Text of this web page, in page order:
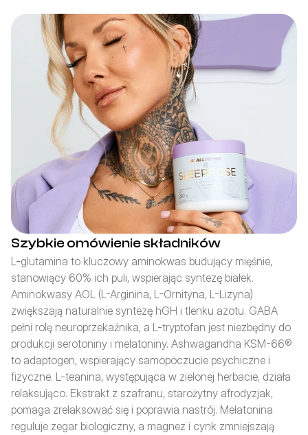
Szybkie omówienie składników
L-glutamina to kluczowy aminokwas budujący mięśnie,
stanowiący 60% ich puli, wspierając syntezę białek.
Aminokwasy AOL (L-Arginina, L-Ornityna, L-Lizyna)
zwiększają naturalnie syntezę hGH i tlenku azotu. GABA
pełni rolę neuroprzekaźnika, a L-tryptofan jest niezbędny do
produkcji serotoniny i melatoniny. Ashwagandha KSM-66®
to adaptogen, wspierający samopoczucie psychiczne i
fizyczne. L-teanina, występująca w zielonej herbacie, działa
relaksująco. Ekstrakt z szafranu, starożytny afrodyzjak,
pomaga zrelaksować się i poprawia nastrój. Melatonina
reguluje zegar biologiczny, a magnez i cynk zmniejszają